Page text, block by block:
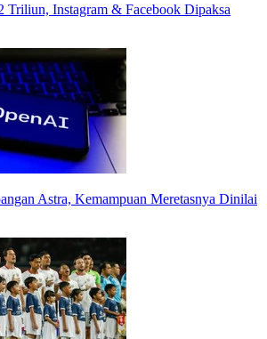
Triliun, Instagram & Facebook Dipaksa
Astra, Kemampuan Meretasnya Dinilai